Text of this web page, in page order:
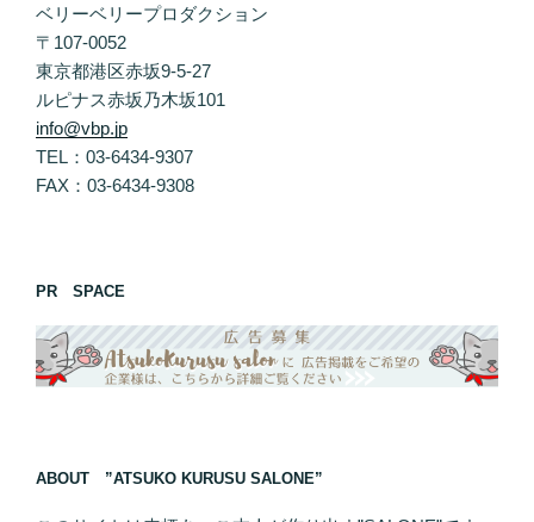
ベリーベリープロダクション
〒107-0052
東京都港区赤坂9-5-27
ルピナス赤坂乃木坂101
info@vbp.jp
TEL：03-6434-9307
FAX：03-6434-9308
PR SPACE
ABOUT ”ATSUKO KURUSU SALONE”